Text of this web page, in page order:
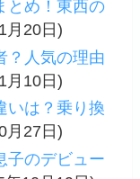
とめ！東西の
月20日)
？人気の理由
月10日)
いは？乗り換
月27日)
子のデビュー